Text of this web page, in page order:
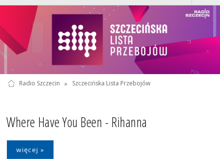
Radio Szczecin » Szczecińska Lista Przebojów
Where Have You Been - Rihanna
więcej »